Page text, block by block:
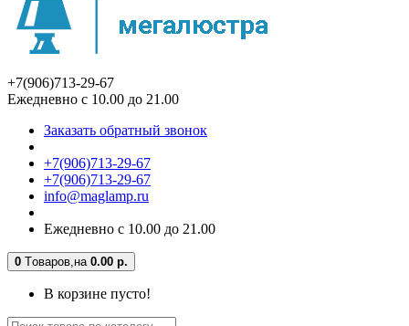
+7(906)713-29-67
Ежедневно с 10.00 до 21.00
Заказать обратный звонок
+7(906)713-29-67
+7(906)713-29-67
info@maglamp.ru
Ежедневно с 10.00 до 21.00
0 Tоваров,на 0.00 р.
В корзине пусто!